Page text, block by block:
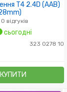
T4 2.4D (AAB)
0 відгуків
сьогодні
323 0278 10
КУПИТИ